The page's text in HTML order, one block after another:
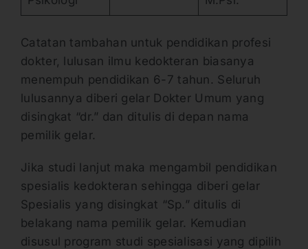
Catatan tambahan untuk pendidikan profesi
dokter, lulusan ilmu kedokteran biasanya
menempuh pendidikan 6-7 tahun. Seluruh
lulusannya diberi gelar Dokter Umum yang
disingkat “dr.” dan ditulis di depan nama
pemilik gelar.
Jika studi lanjut maka mengambil pendidikan
spesialis kedokteran sehingga diberi gelar
Spesialis yang disingkat “Sp.” ditulis di
belakang nama pemilik gelar. Kemudian
disusul program studi spesialisasi yang dipilih